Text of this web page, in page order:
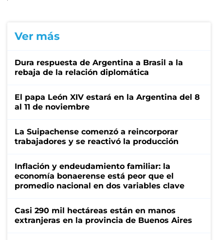
Ver más
Dura respuesta de Argentina a Brasil a la
rebaja de la relación diplomática
El papa León XIV estará en la Argentina del 8
al 11 de noviembre
La Suipachense comenzó a reincorporar
trabajadores y se reactivó la producción
Inflación y endeudamiento familiar: la
economía bonaerense está peor que el
promedio nacional en dos variables clave
Casi 290 mil hectáreas están en manos
extranjeras en la provincia de Buenos Aires